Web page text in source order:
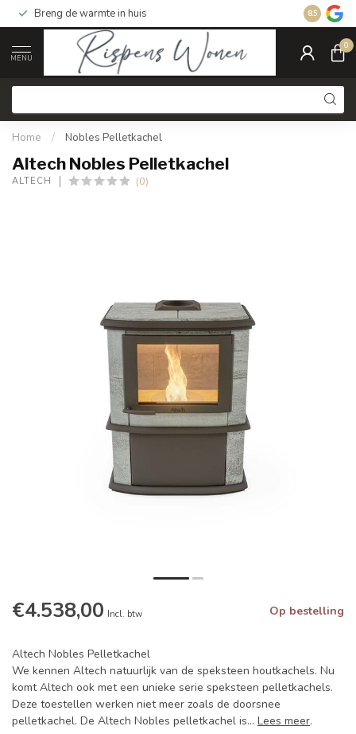
Breng de warmte in huis Gratis
8.5
MENU
0
Home / Nobles Pelletkachel
Altech Nobles Pelletkachel
ALTECH (0)
€4.538,00 Incl. btw Op bestelling
Altech Nobles Pelletkachel
We kennen Altech natuurlijk van de speksteen houtkachels. Nu
komt Altech ook met een unieke serie speksteen pelletkachels.
Deze toestellen werken niet meer zoals de doorsnee
pelletkachel. De Altech Nobles pelletkachel is... Lees meer.